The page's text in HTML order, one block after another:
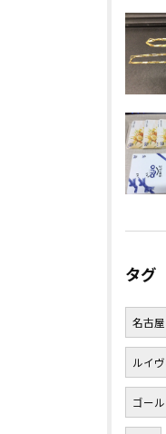
タグ
名古屋
ルイ
ゴー